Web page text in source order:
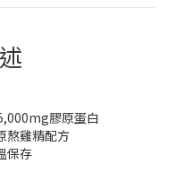
膠原蛋白
熬雞精配方
保存